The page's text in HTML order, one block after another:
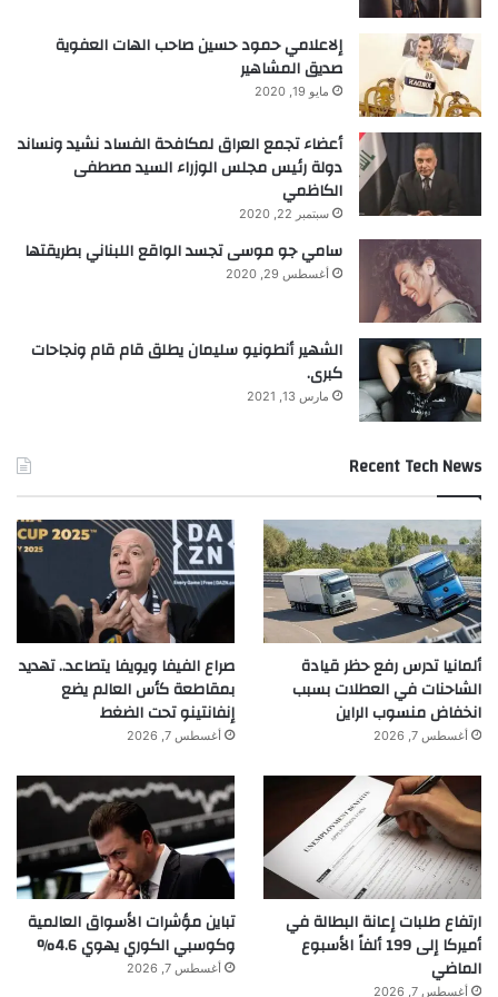
ل
م
ك
ر
ت
إلاعلامي حمود حسين صاحب الهات العفوية
صديق المشاهير
مايو 19, 2020
أعضاء تجمع العراق لمكافحة الفساد نشيد ونساند
دولة رئيس مجلس الوزراء السيد مصطفى
الكاظمي
سبتمبر 22, 2020
سامي جو موسى تجسد الواقع اللبناني بطريقتها
أغسطس 29, 2020
الشهير أنطونيو سليمان يطلق قام قام ونجاحات
كبرى.
مارس 13, 2021
Recent Tech News
ألمانيا تدرس رفع حظر قيادة
الشاحنات في العطلات بسبب
انخفاض منسوب الراين
أغسطس 7, 2026
صراع الفيفا ويويفا يتصاعد.. تهديد
بمقاطعة كأس العالم يضع
إنفانتينو تحت الضغط
أغسطس 7, 2026
ارتفاع طلبات إعانة البطالة في
أميركا إلى 199 ألفاً الأسبوع
الماضي
أغسطس 7, 2026
تباين مؤشرات الأسواق العالمية
وكوسبي الكوري يهوي 4.6%
أغسطس 7, 2026